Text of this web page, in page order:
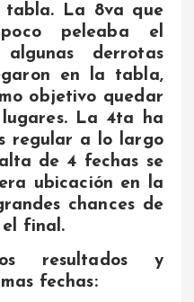
La 8va que
peleaba el
derrotas
en la tabla,
objetivo quedar
La 4ta ha
regular a lo largo
de 4 fechas se
ubicación en la
chances de
final.
resultados y
fechas: